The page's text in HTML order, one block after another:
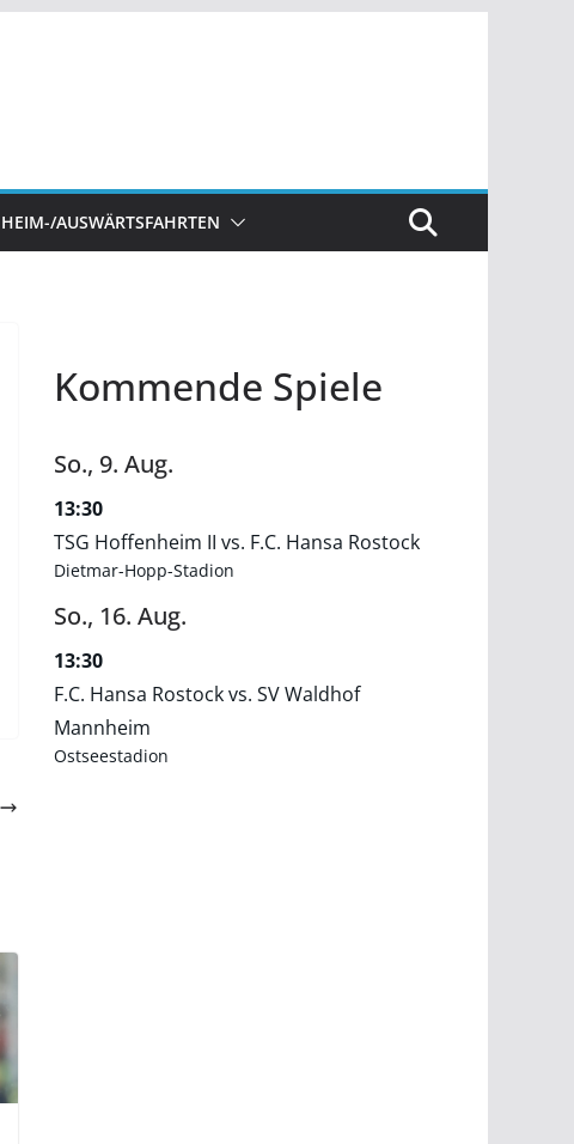
HEIM-/AUSWÄRTSFAHRTEN
Kommende Spiele
So., 9. Aug.
13:30
TSG Hoffenheim II vs. F.C. Hansa Rostock
Dietmar-Hopp-Stadion
So., 16. Aug.
13:30
F.C. Hansa Rostock vs. SV Waldhof
Mannheim
Ostseestadion